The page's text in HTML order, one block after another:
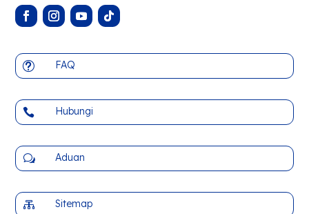
t FAQ
 Hubungi
w Aduan
 Sitemap